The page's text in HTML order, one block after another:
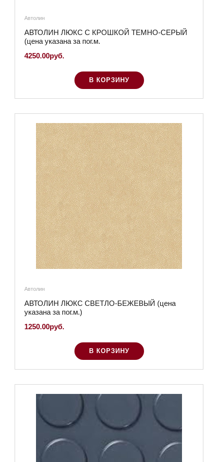
Автолин
АВТОЛИН ЛЮКС С КРОШКОЙ ТЕМНО-СЕРЫЙ
(цена указана за пог.м.
4250.00руб.
В КОРЗИНУ
Автолин
АВТОЛИН ЛЮКС СВЕТЛО-БЕЖЕВЫЙ (цена
указана за пог.м.)
1250.00руб.
В КОРЗИНУ